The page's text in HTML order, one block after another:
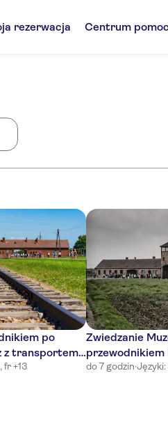
rezerwacja Centrum
po
z transportem z
fr +13
Zwiedzanie
przewodnikiem
do 7 godzin·Języki: